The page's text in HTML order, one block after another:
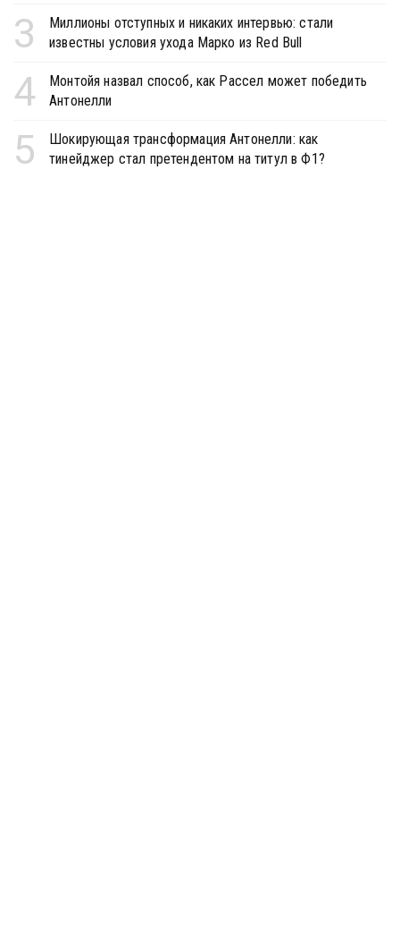
3
Миллионы отступных и никаких интервью: стали
известны условия ухода Марко из Red Bull
4
Монтойя назвал способ, как Рассел может победить
Антонелли
5
Шокирующая трансформация Антонелли: как
тинейджер стал претендентом на титул в Ф1?